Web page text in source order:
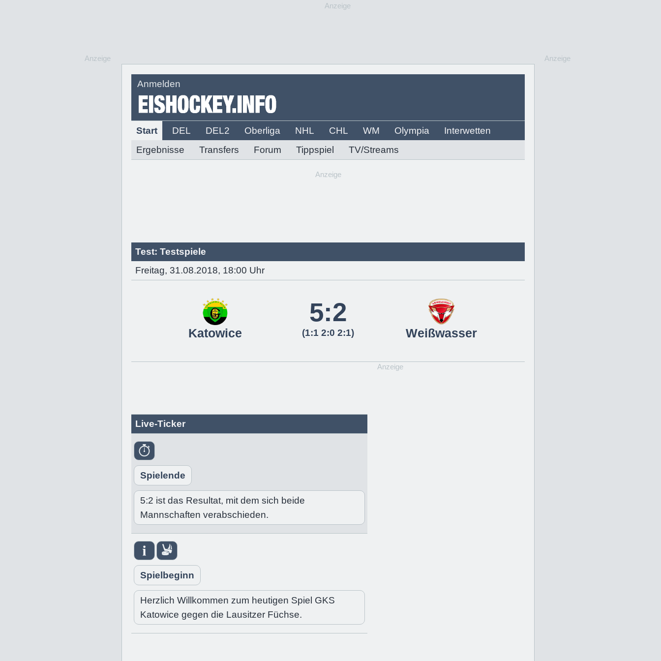
Anzeige
Anmelden
Start DEL DEL2 Oberliga NHL CHL WM Olympia
Interwetten
Ergebnisse
Transfers Forum Tippspiel TV/Streams
Anzeige
Anzeige
Anzeige
Test: Testspiele
Freitag, 31.08.2018, 18:00 Uhr
Katowice
5:2
(1:1 2:0 2:1) Weißwasser
Live-Ticker
Spielende
5:2 ist das Resultat, mit dem sich beide
Mannschaften verabschieden.
Spielbeginn
Herzlich Willkommen zum heutigen Spiel GKS
Katowice gegen die Lausitzer Füchse.
Anzeige